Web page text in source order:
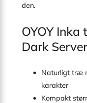
den.
OYOY
Dark
Naturligt træ
karakter
Kompakt